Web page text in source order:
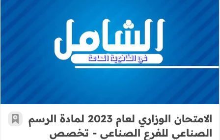
الامتحان الوزاري لعام 2023 لمادة الرسم الصناعي للفرع الصناعي - تخصص الاتصالات - الدورة الأولى
الامتحان الوزاري لعام 2023 لمادة الرسم
الصناعي للفرع الصناعي - تخصص
أضف